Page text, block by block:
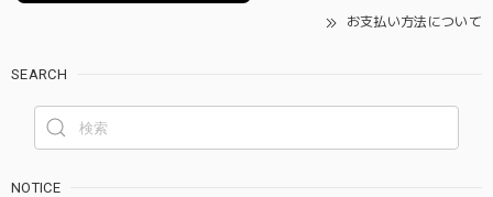
お支払い方法について
SEARCH
NOTICE